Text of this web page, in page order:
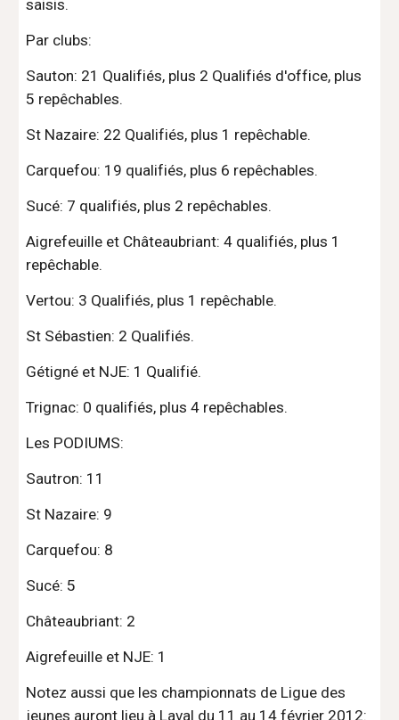
saisis.
Par clubs:
Sauton: 21 Qualifiés, plus 2 Qualifiés d'office, plus
5 repêchables.
St Nazaire: 22 Qualifiés, plus 1 repêchable.
Carquefou: 19 qualifiés, plus 6 repêchables.
Sucé: 7 qualifiés, plus 2 repêchables.
Aigrefeuille et Châteaubriant: 4 qualifiés, plus 1
repêchable.
Vertou: 3 Qualifiés, plus 1 repêchable.
St Sébastien: 2 Qualifiés.
Gétigné et NJE: 1 Qualifié.
Trignac: 0 qualifiés, plus 4 repêchables.
Les PODIUMS:
Sautron: 11
St Nazaire: 9
Carquefou: 8
Sucé: 5
Châteaubriant: 2
Aigrefeuille et NJE: 1
Notez aussi que les championnats de Ligue des